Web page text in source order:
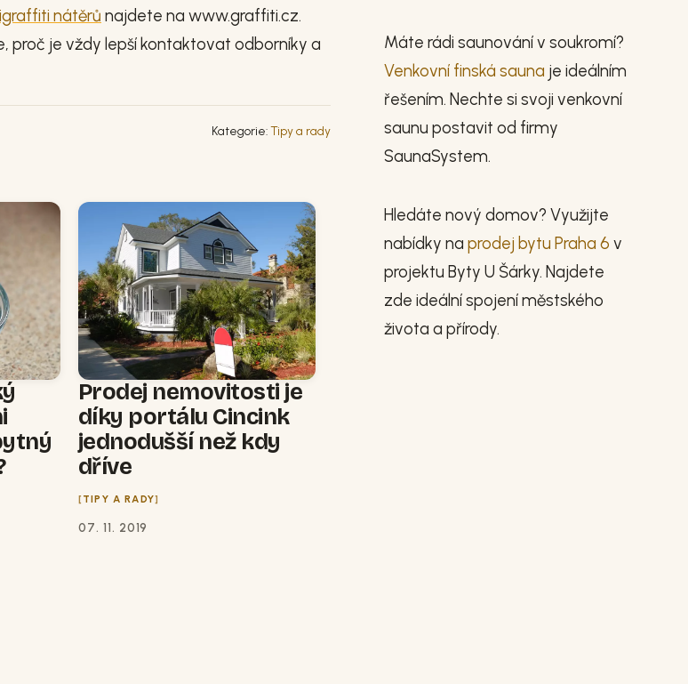
nátěrů najdete na www.graffiti.cz.
proč je vždy lepší kontaktovat odborníky a
Kategorie:Tipy a rady
Prodej nemovitosti je
díky portálu Cincink
jednodušší než kdy
dříve
TIPY A RADY
07. 11. 2019
Máte rádi saunování v soukromí?
Venkovní finská sauna je ideálním
řešením. Nechte si svoji venkovní
saunu postavit od firmy
SaunaSystem.
Hledáte nový domov? Využijte
nabídky na prodej bytu Praha 6 v
projektu Byty U Šárky. Najdete
zde ideální spojení městského
života a přírody.